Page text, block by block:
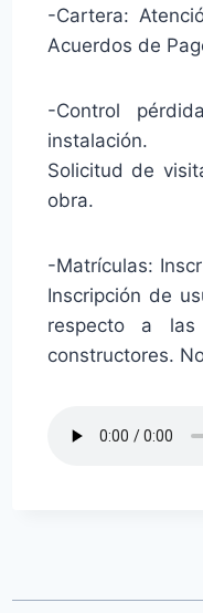
-Cartera:
Acuerdos de
-Control
instalación.
Solicitud de
obra.
-Matrículas:
Inscripción de
respecto a
constructores.